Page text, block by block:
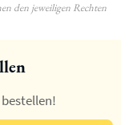
den jeweiligen Rechten